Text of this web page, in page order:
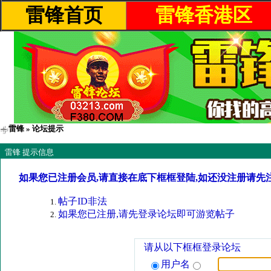
雷锋首页 雷锋香港区
雷锋 » 论坛提示
雷锋 提示信息
如果您已注册会员,请直接在底下框框登陆,如还没注册请先
帖子ID非法
如果您已注册,请先登录论坛即可游览帖子
请从以下框框登录论坛
用户名